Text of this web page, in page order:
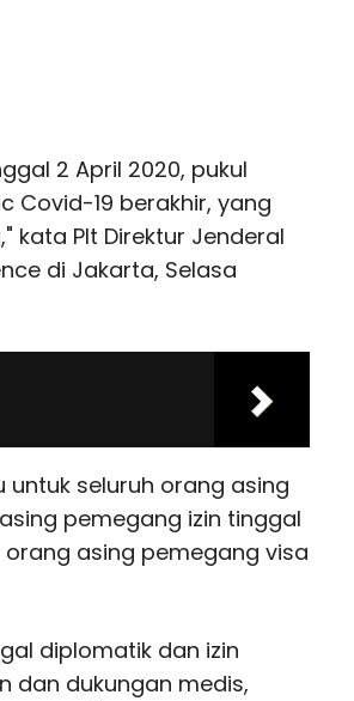
2 April 2020, pukul
Covid-19 berakhir, yang
kata Plt Direktur Jenderal
di Jakarta, Selasa
untuk seluruh orang asing
pemegang izin tinggal
asing pemegang visa
diplomatik dan izin
dan dukungan medis,